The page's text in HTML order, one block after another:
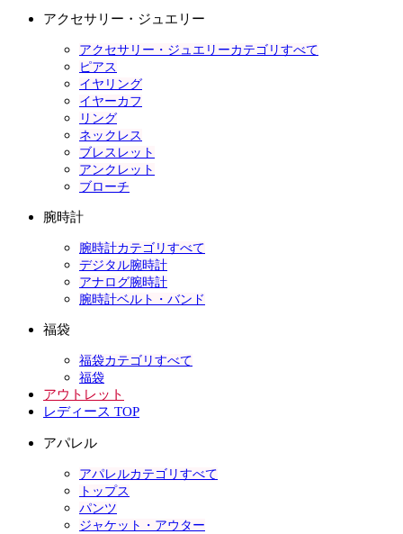
アクセサリー・ジュエリー
アクセサリー・ジュエリーカテゴリすべて
ピアス
イヤリング
イヤーカフ
リング
ネックレス
ブレスレット
アンクレット
ブローチ
腕時計
腕時計カテゴリすべて
デジタル腕時計
アナログ腕時計
腕時計ベルト・バンド
福袋
福袋カテゴリすべて
福袋
アウトレット
レディース TOP
アパレル
アパレルカテゴリすべて
トップス
パンツ
ジャケット・アウター